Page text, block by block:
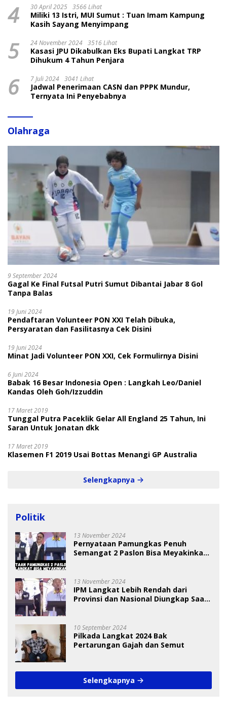
4 30 April 2025 3566 Lihat
Miliki 13 Istri, MUI Sumut : Tuan Imam Kampung
Kasih Sayang Menyimpang
5 24 November 2024 3516 Lihat
Kasasi JPU Dikabulkan Eks Bupati Langkat TRP
Dihukum 4 Tahun Penjara
6 7 Juli 2024 3041 Lihat
Jadwal Penerimaan CASN dan PPPK Mundur,
Ternyata Ini Penyebabnya
Olahraga
9 September 2024
Gagal Ke Final Futsal Putri Sumut Dibantai Jabar 8 Gol
Tanpa Balas
19 Juni 2024
Pendaftaran Volunteer PON XXI Telah Dibuka,
Persyaratan dan Fasilitasnya Cek Disini
19 Juni 2024
Minat Jadi Volunteer PON XXI, Cek Formulirnya Disini
6 Juni 2024
Babak 16 Besar Indonesia Open : Langkah Leo/Daniel
Kandas Oleh Goh/Izzuddin
17 Maret 2019
Tunggal Putra Paceklik Gelar All England 25 Tahun, Ini
Saran Untuk Jonatan dkk
17 Maret 2019
Klasemen F1 2019 Usai Bottas Menangi GP Australia
Selengkapnya
Politik
13 November 2024
Pernyataan Pamungkas Penuh
Semangat 2 Paslon Bisa Meyakinkan
13 November 2024
IPM Langkat Lebih Rendah dari
Provinsi dan Nasional Diungkap Saat
10 September 2024
Pilkada Langkat 2024 Bak
Pertarungan Gajah dan Semut
Selengkapnya